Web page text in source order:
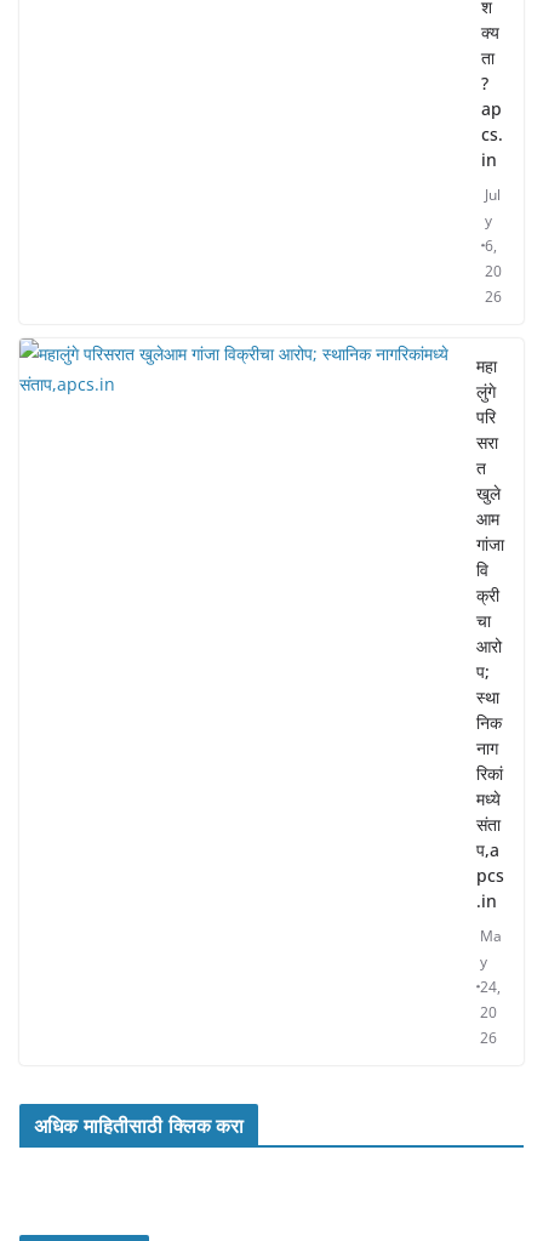
श
क्य
ता
?
ap
cs.
in
Jul
y
6,
20
26
महा
लुंगे
परि
सरा
त
खुले
आम
गांजा
वि
क्री
चा
आरो
प;
स्था
निक
नाग
रिकां
मध्ये
संता
प,a
pcs
.in
Ma
y
24,
20
26
अधिक माहितीसाठी क्लिक करा